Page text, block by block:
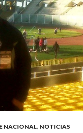
NACIONAL, NOTICIAS